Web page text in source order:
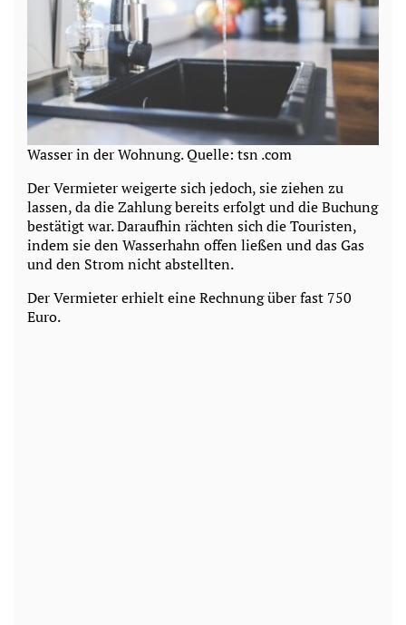
Wasser in der Wohnung. Quelle: tsn .com
Der Vermieter weigerte sich jedoch, sie ziehen zu
lassen, da die Zahlung bereits erfolgt und die Buchung
bestätigt war. Daraufhin rächten sich die Touristen,
indem sie den Wasserhahn offen ließen und das Gas
und den Strom nicht abstellten.
Der Vermieter erhielt eine Rechnung über fast 750
Euro.